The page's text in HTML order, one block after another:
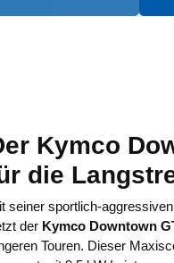
Kymco
die
seiner sportlich-
der Kymco Downtown
Touren. Dieser